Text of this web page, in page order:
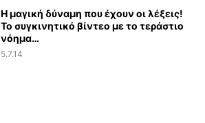
Η μαγική δύναμη που έχουν οι λέξεις!
Το συγκινητικό βίντεο με το τεράστιο
νόημα…
5.7.14